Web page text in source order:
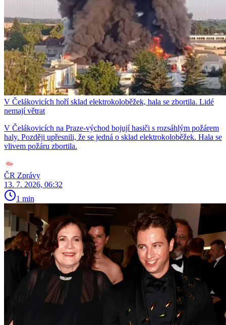
V Čelákovicích hoří sklad elektrokoloběžek, hala se zbortila. Lidé
nemají větrat
V Čelákovicích na Praze-východ bojují hasiči s rozsáhlým požárem
haly. Později upřesnili, že se jedná o sklad elektrokoloběžek. Hala se
vlivem požáru zbortila.
ČR Zprávy
13. 7. 2026, 06:32
1 min